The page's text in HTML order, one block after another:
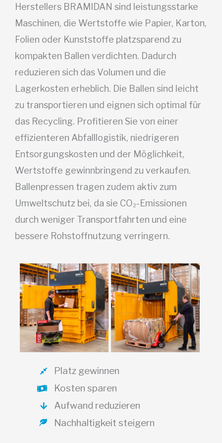
Herstellers BRAMIDAN sind leistungsstarke
Maschinen, die Wertstoffe wie Papier, Karton,
Folien oder Kunststoffe platzsparend zu
kompakten Ballen verdichten. Dadurch
reduzieren sich das Volumen und die
Lagerkosten erheblich. Die Ballen sind leicht
zu transportieren und eignen sich optimal für
das Recycling. Profitieren Sie von einer
effizienteren Abfalllogistik, niedrigeren
Entsorgungskosten und der Möglichkeit,
Wertstoffe gewinnbringend zu verkaufen.
Ballenpressen tragen zudem aktiv zum
Umweltschutz bei, da sie CO₂-Emissionen
durch weniger Transportfahrten und eine
bessere Rohstoffnutzung verringern.
Platz gewinnen
Kosten sparen
Aufwand reduzieren
Nachhaltigkeit steigern